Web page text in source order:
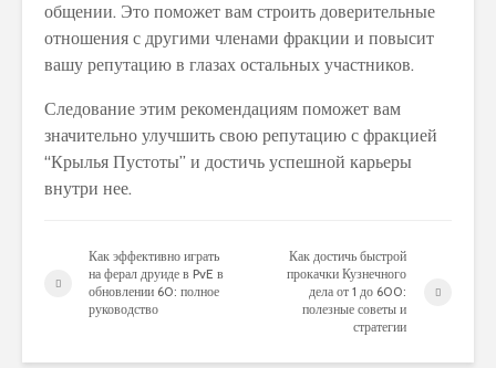
общении. Это поможет вам строить доверительные
отношения с другими членами фракции и повысит
вашу репутацию в глазах остальных участников.
Следование этим рекомендациям поможет вам
значительно улучшить свою репутацию с фракцией
“Крылья Пустоты” и достичь успешной карьеры
внутри нее.
Как эффективно играть
на ферал друиде в PvE в
обновлении 60: полное
руководство
Как достичь быстрой
прокачки Кузнечного
дела от 1 до 600:
полезные советы и
стратегии